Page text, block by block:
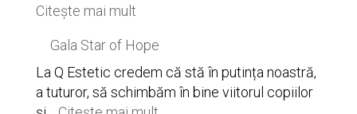
Citește mai mult:
Iași
Open
Gala Star of Hope
La Q Estetic credem că stă în putința noastră,
a tuturor, să schimbăm în bine viitorul copiilor